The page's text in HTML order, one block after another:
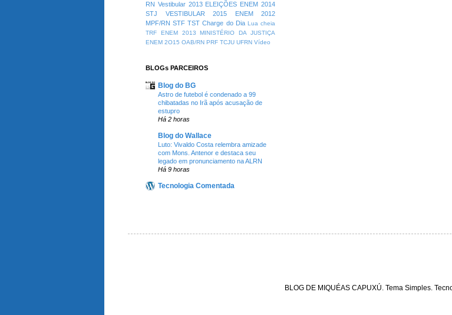
RN Vestibular 2013 ELEIÇÕES ENEM 2014
STJ
VESTIBULAR 2015
ENEM 2012
MPF/RN STF TST Charge do Dia Lua cheia
TRF
ENEM 2013
MINISTÉRIO DA JUSTIÇA
ENEM 2O15 OAB/RN PRF TCJU UFRN Vídeo
BLOGs PARCEIROS
Blog do BG
Astro de futebol é condenado a 99
chibatadas no Irã após acusação de
estupro
Há 2 horas
Blog do Wallace
Luto: Vivaldo Costa relembra amizade
com Mons. Antenor e destaca seu
legado em pronunciamento na ALRN
Há 9 horas
Tecnologia Comentada
BLOG DE MIQUÉAS CAPUXÚ. Tema Simples.